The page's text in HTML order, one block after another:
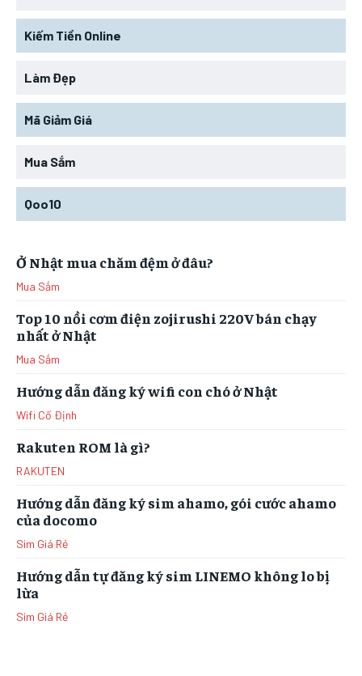
MUA SẮM
MUA SẮM
MÃ COUPON
MÃ COUPON
Kiếm Tiền Online
Làm Đẹp
Mã Giảm Giá
Mua Sắm
Qoo10
Ở Nhật mua chăm đệm ở đâu?
Mua Sắm
Top 10 nồi cơm điện zojirushi 220V bán chạy
nhất ở Nhật
Mua Sắm
Hướng dẫn đăng ký wifi con chó ở Nhật
Wifi Cố Định
Rakuten ROM là gì?
RAKUTEN
Hướng dẫn đăng ký sim ahamo, gói cước ahamo
của docomo
Sim Giá Rẻ
Hướng dẫn tự đăng ký sim LINEMO không lo bị
lừa
Sim Giá Rẻ